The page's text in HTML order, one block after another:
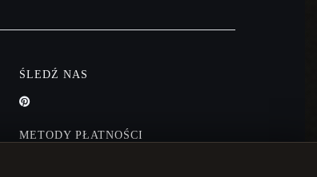
ŚLEDŹ NAS
METODY PŁATNOŚCI